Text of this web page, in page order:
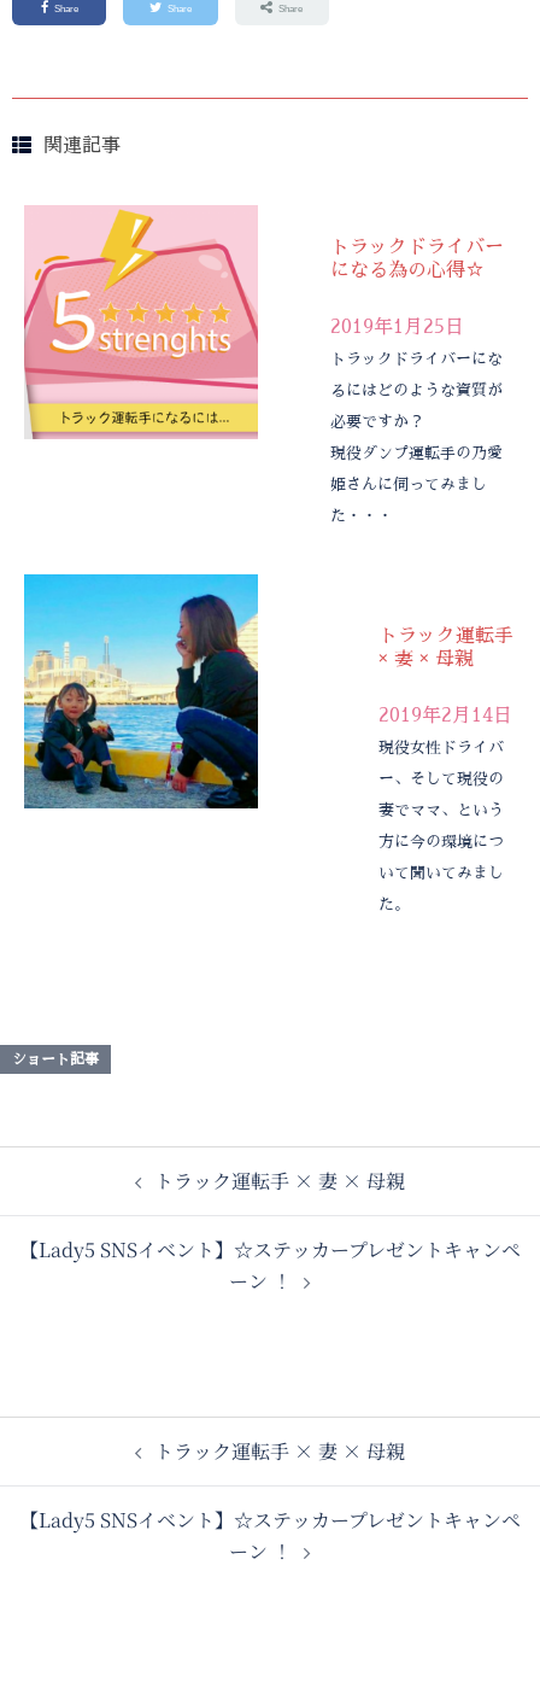
Share Share Share
関連記事
トラックドライバー
になる為の心得☆
2019年1月25日
トラックドライバーにな
るにはどのような資質が
必要ですか？
現役ダンプ運転手の乃愛
姫さんに伺ってみまし
た・・・
トラック運転手
× 妻 × 母親
2019年2月14日
現役女性ドライバ
ー、そして現役の
妻でママ、という
方に今の環境につ
いて聞いてみまし
た。
ショート記事
トラック運転手 × 妻 × 母親
【Lady5 SNSイベント】☆ステッカープレゼントキャンペ
ーン ！
トラック運転手 × 妻 × 母親
【Lady5 SNSイベント】☆ステッカープレゼントキャンペ
ーン ！